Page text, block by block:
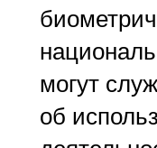
могут
об